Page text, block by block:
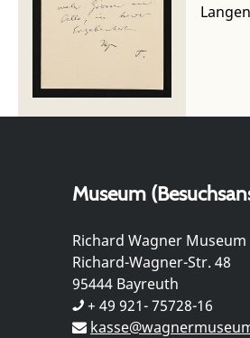
Museum
Richard Wagner Museum
Richard-Wagner-Str. 48
95444 Bayreuth
+ 49 921- 75728-16